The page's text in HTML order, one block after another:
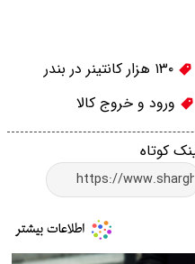
ورود و خروج کالا
کوتاه